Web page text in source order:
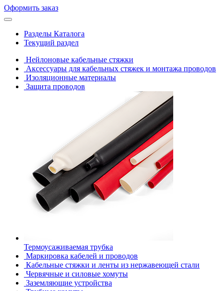
Оформить заказ
Разделы Каталога
Текущий раздел
Нейлоновые кабельные стяжки
Аксессуары для кабельных стяжек и монтажа проводов
Изоляционные материалы
Защита проводов
Термоусаживаемая трубка
Маркировка кабелей и проводов
Кабельные стяжки и ленты из нержавеющей стали
Червячные и силовые хомуты
Заземляющие устройства